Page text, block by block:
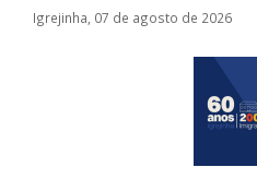
Igrejinha, 07 de agosto de 2026